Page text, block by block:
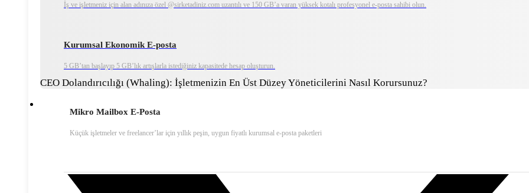
İş ve işletmeniz için alan adınıza özel @sirketadiniz.com uzantılı ve 150 GB’a varan yüksek kotalı profesyonel e-posta sahibi olun.
Kurumsal Ekonomik E-posta
5 GB’tan başlayıp 5 GB’lık artışlarla istediğiniz kapasitede hesap oluşturun.
Mikro Mailbox E-Posta
Küçük işletmeler ve freelancer’lar için yıllık peşin, uygun fiyatlı kurumsal e-posta paketleri
CEO Dolandırıcılığı (Whaling): İşletmenizin En Üst Düzey Yöneticilerini Nasıl Korursunuz?